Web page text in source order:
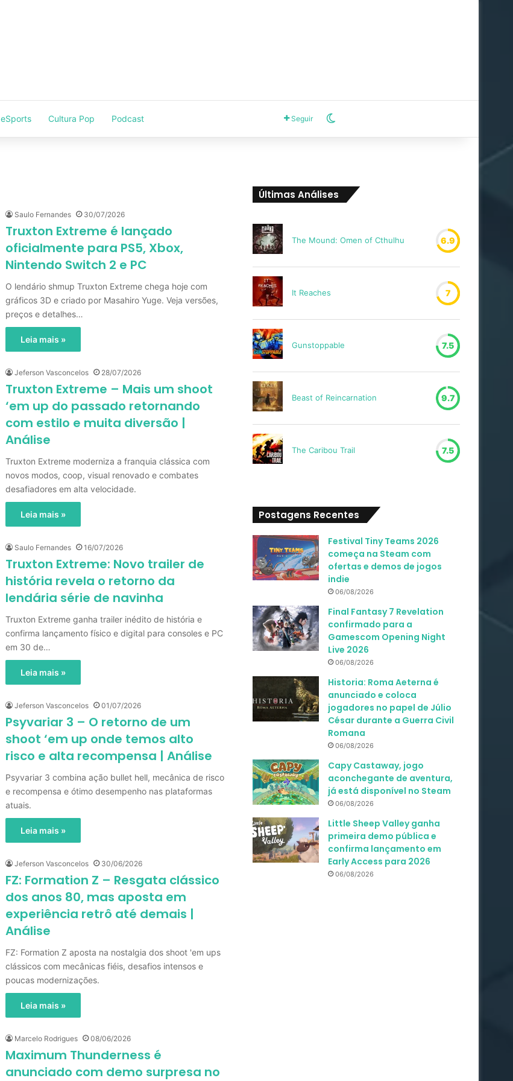
eSports Cultura Pop Podcast Seguir
Saulo Fernandes 30/07/2026
Truxton Extreme é lançado
oficialmente para PS5, Xbox,
Nintendo Switch 2 e PC
O lendário shmup Truxton Extreme chega hoje com
gráficos 3D e criado por Masahiro Yuge. Veja versões,
preços e detalhes…
Leia mais »
Jeferson Vasconcelos 28/07/2026
Truxton Extreme – Mais um shoot
‘em up do passado retornando
com estilo e muita diversão |
Análise
Truxton Extreme moderniza a franquia clássica com
novos modos, coop, visual renovado e combates
desafiadores em alta velocidade.
Leia mais »
Saulo Fernandes 16/07/2026
Truxton Extreme: Novo trailer de
história revela o retorno da
lendária série de navinha
Truxton Extreme ganha trailer inédito de história e
confirma lançamento físico e digital para consoles e PC
em 30 de…
Leia mais »
Jeferson Vasconcelos 01/07/2026
Psyvariar 3 – O retorno de um
shoot ‘em up onde temos alto
risco e alta recompensa | Análise
Psyvariar 3 combina ação bullet hell, mecânica de risco
e recompensa e ótimo desempenho nas plataformas
atuais.
Leia mais »
Jeferson Vasconcelos 30/06/2026
FZ: Formation Z – Resgata clássico
dos anos 80, mas aposta em
experiência retrô até demais |
Análise
FZ: Formation Z aposta na nostalgia dos shoot 'em ups
clássicos com mecânicas fiéis, desafios intensos e
poucas modernizações.
Leia mais »
Marcelo Rodrigues 08/06/2026
Maximum Thunderness é
anunciado com demo surpresa no
Últimas Análises
The Mound: Omen of Cthulhu 6.9
It Reaches 7
Gunstoppable 7.5
Beast of Reincarnation 9.7
The Caribou Trail 7.5
Postagens Recentes
Festival Tiny Teams 2026
começa na Steam com
ofertas e demos de jogos
indie
06/08/2026
Final Fantasy 7 Revelation
confirmado para a
Gamescom Opening Night
Live 2026
06/08/2026
Historia: Roma Aeterna é
anunciado e coloca
jogadores no papel de Júlio
César durante a Guerra Civil
Romana
06/08/2026
Capy Castaway, jogo
aconchegante de aventura,
já está disponível no Steam
06/08/2026
Little Sheep Valley ganha
primeira demo pública e
confirma lançamento em
Early Access para 2026
06/08/2026